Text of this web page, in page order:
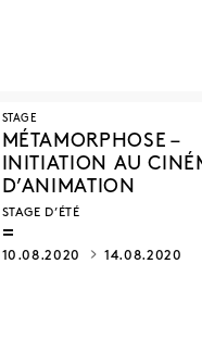
STAGE
MÉTAMORPHOSE –
INITIATION AU
D’ANIMATION
STAGE D’ÉTÉ
10.08.2020 14.08.2020